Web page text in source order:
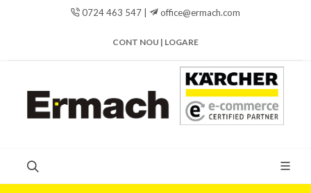
0724 463 547 | office@ermach.com
CONT NOU | LOGARE